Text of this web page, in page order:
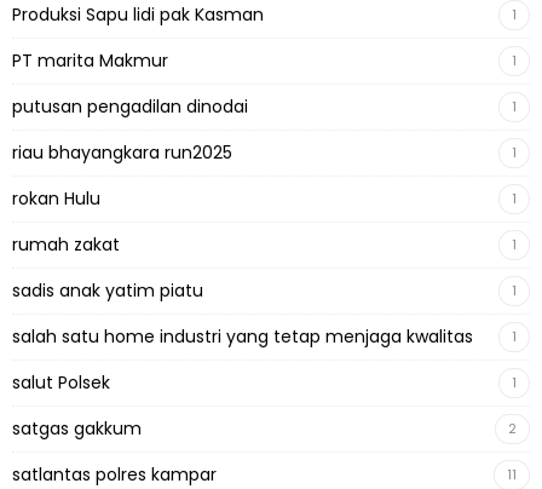
Produksi Sapu lidi pak Kasman 1
PT marita Makmur 1
putusan pengadilan dinodai 1
riau bhayangkara run2025 1
rokan Hulu 1
rumah zakat 1
sadis anak yatim piatu 1
salah satu home industri yang tetap menjaga kwalitas 1
salut Polsek 1
satgas gakkum 2
satlantas polres kampar 11